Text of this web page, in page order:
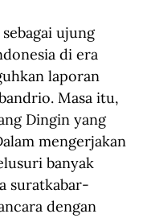
ujung
di era
laporan
Masa itu,
Dingin yang
mengerjakan
banyak
suratkabar-
dengan